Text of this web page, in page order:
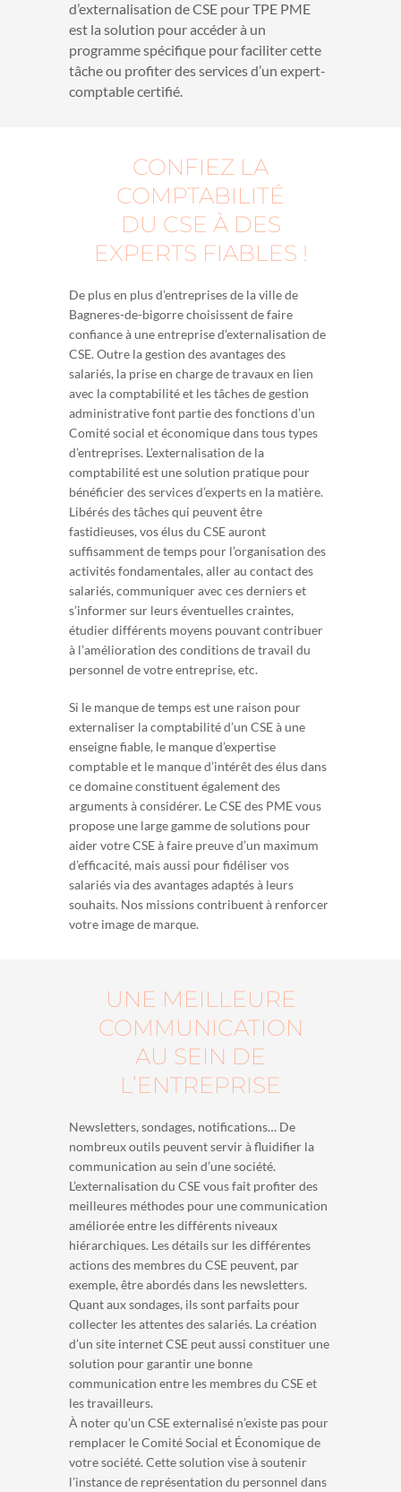
d’externalisation de CSE pour TPE PME
est la solution pour accéder à un
programme spécifique pour faciliter cette
tâche ou profiter des services d’un expert-
comptable certifié.
CONFIEZ LA
COMPTABILITÉ
DU CSE À DES
EXPERTS FIABLES !
De plus en plus d’entreprises de la ville de
Bagneres-de-bigorre choisissent de faire
confiance à une entreprise d’externalisation de
CSE. Outre la gestion des avantages des
salariés, la prise en charge de travaux en lien
avec la comptabilité et les tâches de gestion
administrative font partie des fonctions d’un
Comité social et économique dans tous types
d’entreprises. L’externalisation de la
comptabilité est une solution pratique pour
bénéficier des services d’experts en la matière.
Libérés des tâches qui peuvent être
fastidieuses, vos élus du CSE auront
suffisamment de temps pour l’organisation des
activités fondamentales, aller au contact des
salariés, communiquer avec ces derniers et
s’informer sur leurs éventuelles craintes,
étudier différents moyens pouvant contribuer
à l’amélioration des conditions de travail du
personnel de votre entreprise, etc.
Si le manque de temps est une raison pour
externaliser la comptabilité d’un CSE à une
enseigne fiable, le manque d’expertise
comptable et le manque d’intérêt des élus dans
ce domaine constituent également des
arguments à considérer. Le CSE des PME vous
propose une large gamme de solutions pour
aider votre CSE à faire preuve d’un maximum
d’efficacité, mais aussi pour fidéliser vos
salariés via des avantages adaptés à leurs
souhaits. Nos missions contribuent à renforcer
votre image de marque.
UNE MEILLEURE
COMMUNICATION
AU SEIN DE
L’ENTREPRISE
Newsletters, sondages, notifications… De
nombreux outils peuvent servir à fluidifier la
communication au sein d’une société.
L’externalisation du CSE vous fait profiter des
meilleures méthodes pour une communication
améliorée entre les différents niveaux
hiérarchiques. Les détails sur les différentes
actions des membres du CSE peuvent, par
exemple, être abordés dans les newsletters.
Quant aux sondages, ils sont parfaits pour
collecter les attentes des salariés. La création
d’un site internet CSE peut aussi constituer une
solution pour garantir une bonne
communication entre les membres du CSE et
les travailleurs.
À noter qu’un CSE externalisé n’existe pas pour
remplacer le Comité Social et Économique de
votre société. Cette solution vise à soutenir
l’instance de représentation du personnel dans